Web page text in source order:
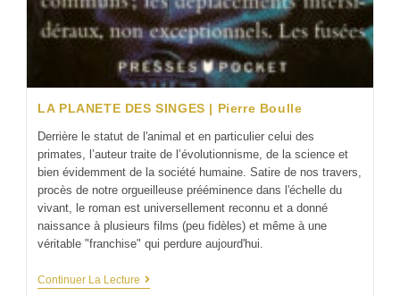
LA PLANETE DES SINGES | Pierre Boulle
Derrière le statut de l'animal et en particulier celui des
primates, l’auteur traite de l’évolutionnisme, de la science et
bien évidemment de la société humaine. Satire de nos travers,
procès de notre orgueilleuse prééminence dans l'échelle du
vivant, le roman est universellement reconnu et a donné
naissance à plusieurs films (peu fidèles) et même à une
véritable "franchise" qui perdure aujourd'hui.
Continuer La Lecture